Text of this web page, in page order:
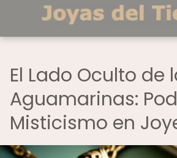
El Lado Oculto de
Aguamarinas:
Misticismo en